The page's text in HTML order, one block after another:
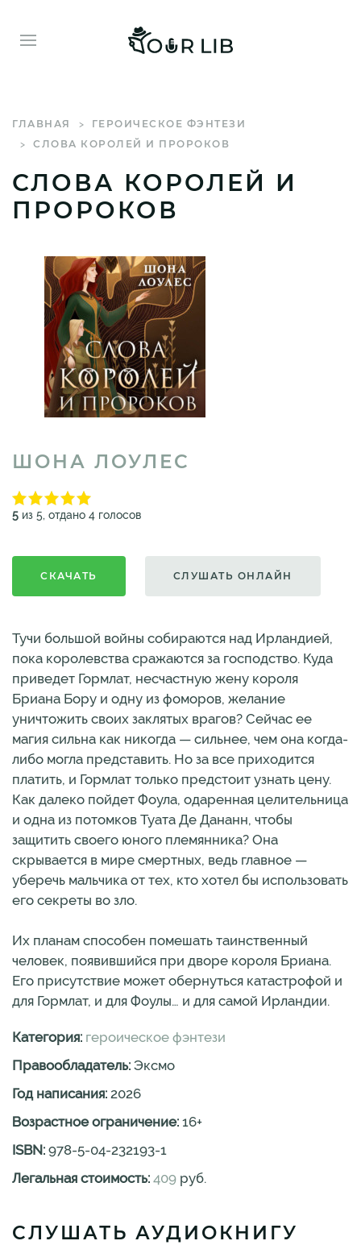
ГЛАВНАЯ
ГЕРОИЧЕСКОЕ ФЭНТЕЗИ
СЛОВА КОРОЛЕЙ И ПРОРОКОВ
СЛОВА КОРОЛЕЙ И
ПРОРОКОВ
ШОНА ЛОУЛЕС
5 из 5, отдано 4 голосов
СКАЧАТЬ СЛУШАТЬ ОНЛАЙН
Тучи большой войны собираются над Ирландией,
пока королевства сражаются за господство. Куда
приведет Гормлат, несчастную жену короля
Бриана Бору и одну из фоморов, желание
уничтожить своих заклятых врагов? Сейчас ее
магия сильна как никогда — сильнее, чем она когда-
либо могла представить. Но за все приходится
платить, и Гормлат только предстоит узнать цену.
Как далеко пойдет Фоула, одаренная целительница
и одна из потомков Туата Де Дананн, чтобы
защитить своего юного племянника? Она
скрывается в мире смертных, ведь главное —
уберечь мальчика от тех, кто хотел бы использовать
его секреты во зло.
Их планам способен помешать таинственный
человек, появившийся при дворе короля Бриана.
Его присутствие может обернуться катастрофой и
для Гормлат, и для Фоулы… и для самой Ирландии.
Категория: героическое фэнтези
Правообладатель: Эксмо
Год написания: 2026
Возрастное ограничение: 16+
ISBN: 978-5-04-232193-1
Легальная стоимость: 409 руб.
СЛУШАТЬ АУДИОКНИГУ